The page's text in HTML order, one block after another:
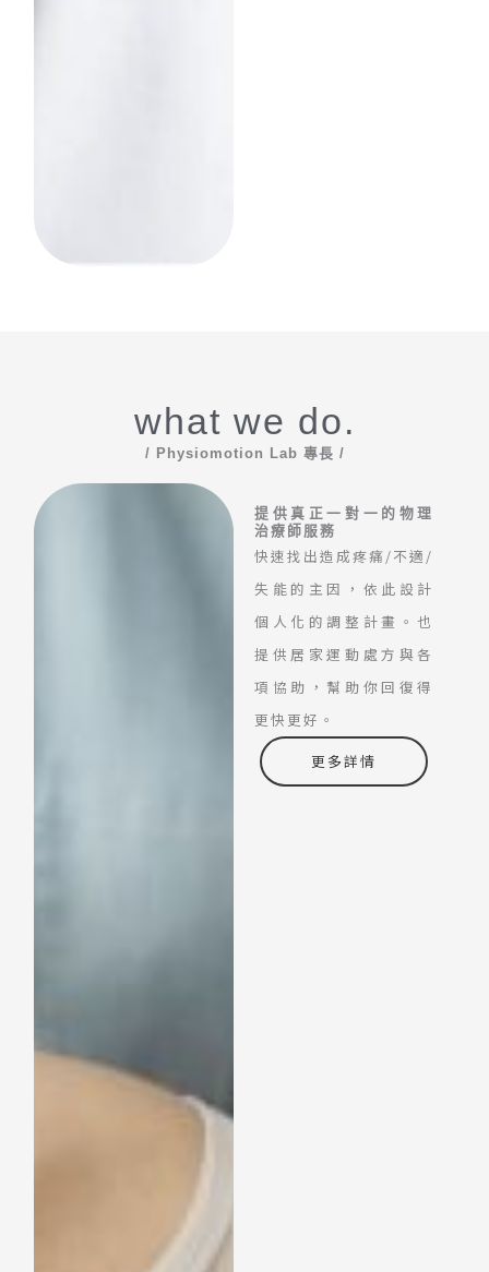
what we do.
/ Physiomotion Lab 專長 /
提供真正一對一的物理
治療師服務
快速找出造成疼痛/不適/
失能的主因，依此設計
個人化的調整計畫。也
提供居家運動處方與各
項協助，幫助你回復得
更快更好。
更多詳情